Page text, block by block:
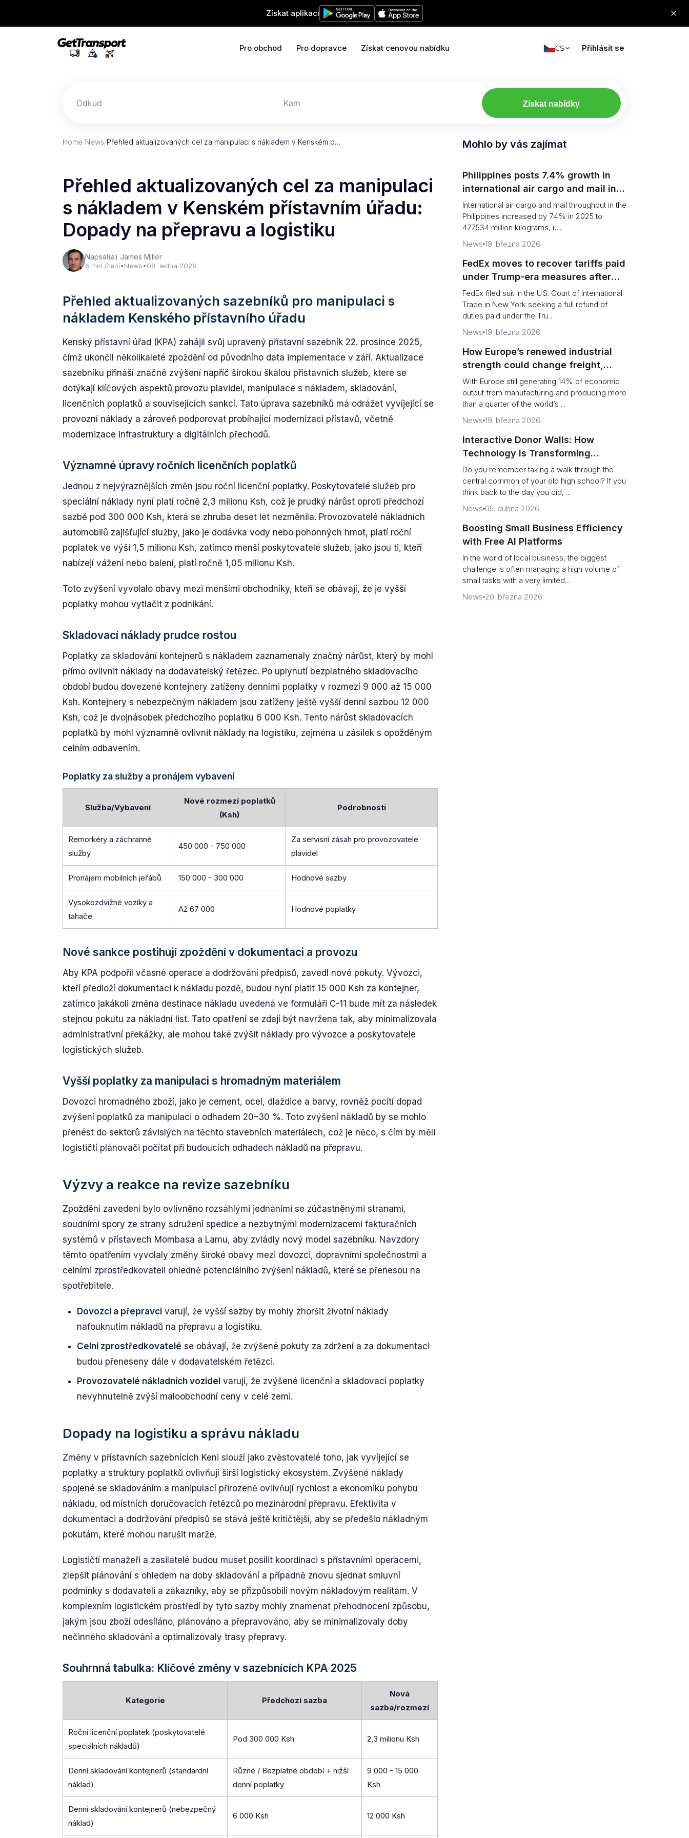
Získat aplikaci
Pro obchod Pro dopravce Získat cenovou nabídku CS Přihlásit se
Odkud Kam Získat nabídky
Home/News/Přehled aktualizovaných cel za manipulaci s nákladem v Kenském p…
Přehled aktualizovaných cel za manipulaci
s nákladem v Kenském přístavním úřadu:
Dopady na přepravu a logistiku
Napsal(a) James Miller
6 min čtení•News•08. ledna 2026
Přehled aktualizovaných sazebníků pro manipulaci s
nákladem Kenského přístavního úřadu
Kenský přístavní úřad (KPA) zahájil svůj upravený přístavní sazebník 22. prosince 2025,
čímž ukončil několikaleté zpoždění od původního data implementace v září. Aktualizace
sazebníku přináší značné zvýšení napříč širokou škálou přístavních služeb, které se
dotýkají klíčových aspektů provozu plavidel, manipulace s nákladem, skladování,
licenčních poplatků a souvisejících sankcí. Tato úprava sazebníků má odrážet vyvíjející se
provozní náklady a zároveň podporovat probíhající modernizaci přístavů, včetně
modernizace infrastruktury a digitálních přechodů.
Významné úpravy ročních licenčních poplatků
Jednou z nejvýraznějších změn jsou roční licenční poplatky. Poskytovatelé služeb pro
speciální náklady nyní platí ročně 2,3 milionu Ksh, což je prudký nárůst oproti předchozí
sazbě pod 300 000 Ksh, která se zhruba deset let nezměnila. Provozovatelé nákladních
automobilů zajišťující služby, jako je dodávka vody nebo pohonných hmot, platí roční
poplatek ve výši 1,5 milionu Ksh, zatímco menší poskytovatelé služeb, jako jsou ti, kteří
nabízejí vážení nebo balení, platí ročně 1,05 milionu Ksh.
Toto zvýšení vyvolalo obavy mezi menšími obchodníky, kteří se obávají, že je vyšší
poplatky mohou vytlačit z podnikání.
Skladovací náklady prudce rostou
Poplatky za skladování kontejnerů s nákladem zaznamenaly značný nárůst, který by mohl
přímo ovlivnit náklady na dodavatelský řetězec. Po uplynutí bezplatného skladovacího
období budou dovezené kontejnery zatíženy denními poplatky v rozmezí 9 000 až 15 000
Ksh. Kontejnery s nebezpečným nákladem jsou zatíženy ještě vyšší denní sazbou 12 000
Ksh, což je dvojnásobek předchozího poplatku 6 000 Ksh. Tento nárůst skladovacích
poplatků by mohl významně ovlivnit náklady na logistiku, zejména u zásilek s opožděným
celním odbavením.
Poplatky za služby a pronájem vybavení
Služba/Vybavení
Nové rozmezí poplatků
(Ksh)
Podrobnosti
Remorkéry a záchranné
služby
450 000 - 750 000
Za servisní zásah pro provozovatele
plavidel
Pronájem mobilních jeřábů 150 000 - 300 000 Hodnové sazby
Vysokozdvižné vozíky a
tahače
Až 67 000 Hodnové poplatky
Nové sankce postihují zpoždění v dokumentaci a provozu
Aby KPA podpořil včasné operace a dodržování předpisů, zavedl nové pokuty. Vývozci,
kteří předloží dokumentaci k nákladu pozdě, budou nyní platit 15 000 Ksh za kontejner,
zatímco jakákoli změna destinace nákladu uvedená ve formuláři C-11 bude mít za následek
stejnou pokutu za nákladní list. Tato opatření se zdají být navržena tak, aby minimalizovala
administrativní překážky, ale mohou také zvýšit náklady pro vývozce a poskytovatele
logistických služeb.
Vyšší poplatky za manipulaci s hromadným materiálem
Dovozci hromadného zboží, jako je cement, ocel, dlaždice a barvy, rovněž pocítí dopad
zvýšení poplatků za manipulaci o odhadem 20–30 %. Toto zvýšení nákladů by se mohlo
přenést do sektorů závislých na těchto stavebních materiálech, což je něco, s čím by měli
logističtí plánovači počítat při budoucích odhadech nákladů na přepravu.
Výzvy a reakce na revize sazebníku
Zpoždění zavedení bylo ovlivněno rozsáhlými jednáními se zúčastněnými stranami,
soudními spory ze strany sdružení spedice a nezbytnými modernizacemi fakturačních
systémů v přístavech Mombasa a Lamu, aby zvládly nový model sazebníku. Navzdory
těmto opatřením vyvolaly změny široké obavy mezi dovozci, dopravními společnostmi a
celními zprostředkovateli ohledně potenciálního zvýšení nákladů, které se přenesou na
spotřebitele.
Dovozci a přepravci varují, že vyšší sazby by mohly zhoršit životní náklady
nafouknutím nákladů na přepravu a logistiku.
Celní zprostředkovatelé se obávají, že zvýšené pokuty za zdržení a za dokumentaci
budou přeneseny dále v dodavatelském řetězci.
Provozovatelé nákladních vozidel varují, že zvýšené licenční a skladovací poplatky
nevyhnutelně zvýší maloobchodní ceny v celé zemi.
Dopady na logistiku a správu nákladu
Změny v přístavních sazebnících Keni slouží jako zvěstovatelé toho, jak vyvíjející se
poplatky a struktury poplatků ovlivňují širší logistický ekosystém. Zvýšené náklady
spojené se skladováním a manipulací přirozeně ovlivňují rychlost a ekonomiku pohybu
nákladu, od místních doručovacích řetězců po mezinárodní přepravu. Efektivita v
dokumentaci a dodržování předpisů se stává ještě kritičtější, aby se předešlo nákladným
pokutám, které mohou narušit marže.
Logističtí manažeři a zasilatelé budou muset posílit koordinaci s přístavními operacemi,
zlepšit plánování s ohledem na doby skladování a případně znovu sjednat smluvní
podmínky s dodavateli a zákazníky, aby se přizpůsobili novým nákladovým realitám. V
komplexním logistickém prostředí by tyto sazby mohly znamenat přehodnocení způsobu,
jakým jsou zboží odesíláno, plánováno a přepravováno, aby se minimalizovaly doby
nečinného skladování a optimalizovaly trasy přepravy.
Souhrnná tabulka: Klíčové změny v sazebnících KPA 2025
Kategorie Předchozí sazba
Nová
sazba/rozmezí
Roční licenční poplatek (poskytovatelé
speciálních nákladů)
Pod 300 000 Ksh 2,3 milionu Ksh
Denní skladování kontejnerů (standardní
náklad)
Různé / Bezplatné období + nižší
denní poplatky
9 000 - 15 000
Ksh
Denní skladování kontejnerů (nebezpečný
náklad)
6 000 Ksh 12 000 Ksh
Mohlo by vás zajímat
Philippines posts 7.4% growth in
international air cargo and mail in
2025: carrier rankings and logistics
fallout
International air cargo and mail throughput in the
Philippines increased by 7.4% in 2025 to
477.534 million kilograms, u...
News 19. března 2026
FedEx moves to recover tariffs paid
under Trump-era measures after
Supreme Court decision
FedEx filed suit in the U.S. Court of International
Trade in New York seeking a full refund of
duties paid under the Tru...
News 19. března 2026
How Europe’s renewed industrial
strength could change freight,
ports and supply chains
With Europe still generating 14% of economic
output from manufacturing and producing more
than a quarter of the world’s ...
News 19. března 2026
Interactive Donor Walls: How
Technology is Transforming
Campus Philanthropy
Do you remember taking a walk through the
central common of your old high school? If you
think back to the day you did, ...
News 05. dubna 2026
Boosting Small Business Efficiency
with Free AI Platforms
In the world of local business, the biggest
challenge is often managing a high volume of
small tasks with a very limited...
News 20. března 2026